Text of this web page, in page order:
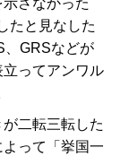
さなかった
たと見なした
、GRSなどが
ってアンワル
二転三転した
って「挙国一